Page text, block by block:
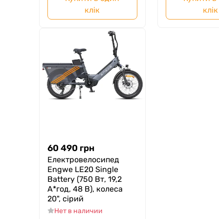
клік
клік
60 490 грн
Електровелосипед
Engwe LE20 Single
Battery (750 Вт, 19,2
А*год, 48 В), колеса
20", сірий
Нет в наличии